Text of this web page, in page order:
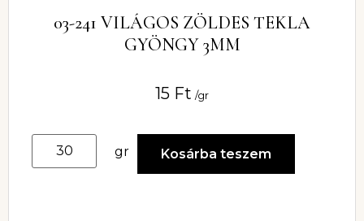
03-241 VILÁGOS ZÖLDES TEKLA
GYÖNGY 3MM
15 Ft /gr
gr Kosárba teszem